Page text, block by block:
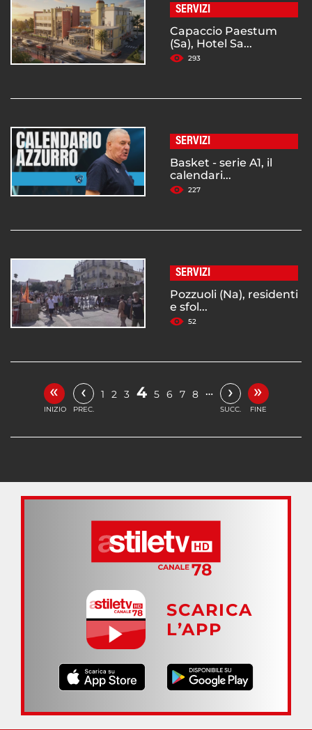
SERVIZI
Capaccio Paestum
(Sa), Hotel Sa...
293
SERVIZI
Basket - serie A1, il
calendari...
227
SERVIZI
Pozzuoli (Na), residenti
e sfol...
52
«
INIZIO
‹
PREC.
1 2 3 4 5 6 7 8 … ›
SUCC.
»
FINE
SCARICA
L’APP